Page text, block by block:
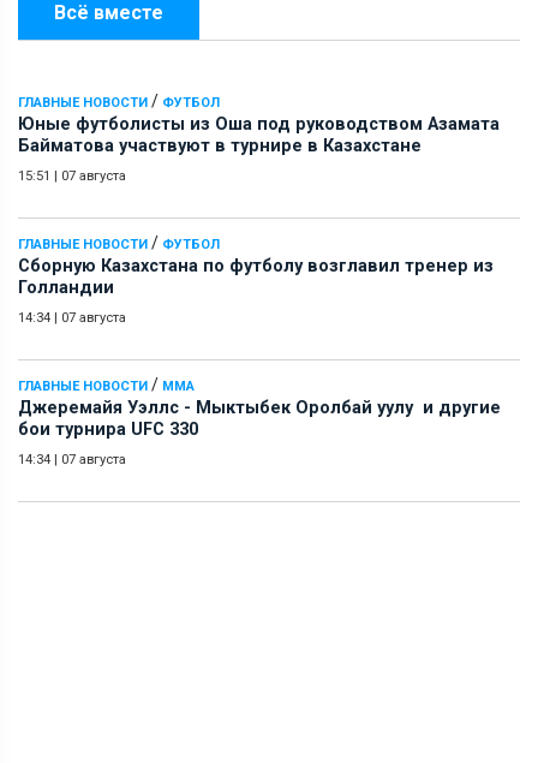
Всё вместе
ГЛАВНЫЕ НОВОСТИ / ФУТБОЛ
Юные футболисты из Оша под руководством Азамата
Байматова участвуют в турнире в Казахстане
15:51 07 августа
ГЛАВНЫЕ НОВОСТИ / ФУТБОЛ
Сборную Казахстана по футболу возглавил тренер из
Голландии
14:34 07 августа
ГЛАВНЫЕ НОВОСТИ / ММА
Джеремайя Уэллс - Мыктыбек Оролбай уулу и другие
бои турнира UFC 330
14:34 07 августа